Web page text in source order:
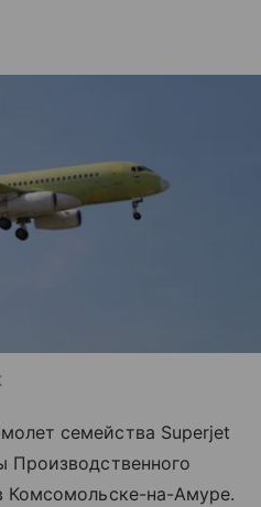
семейства Superjet
Производственного
Комсомольске-на-Амуре.